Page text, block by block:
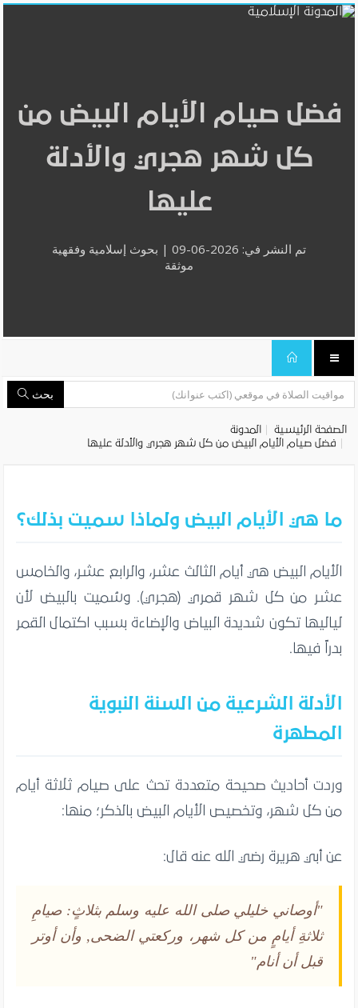
فضل صيام الأيام البيض من
كل شهر هجري والأدلة
عليها
تم النشر في: 2026-06-09 | بحوث إسلامية وفقهية
موثقة
بحث
الصفحة الرئيسية
المدونة
فضل صيام الأيام البيض من كل شهر هجري والأدلة عليها
ما هي الأيام البيض ولماذا سميت بذلك؟
الأيام البيض هي أيام الثالث عشر، والرابع عشر، والخامس
عشر من كل شهر قمري (هجري). وسُميت بالبيض لأن
لياليها تكون شديدة البياض والإضاءة بسبب اكتمال القمر
بدراً فيها.
الأدلة الشرعية من السنة النبوية
المطهرة
وردت أحاديث صحيحة متعددة تحث على صيام ثلاثة أيام
من كل شهر، وتخصيص الأيام البيض بالذكر؛ منها:
عن أبي هريرة رضي الله عنه قال:
"أوصاني خليلي صلى الله عليه وسلم بثلاثٍ: صيامِ
ثلاثةِ أيامٍ من كل شهر، وركعتي الضحى, وأن أوتر
قبل أن أنام"